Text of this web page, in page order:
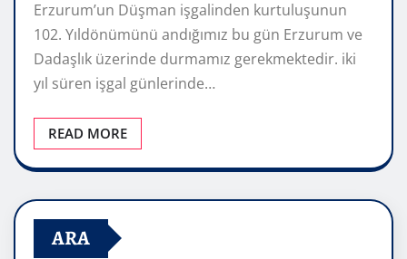
Erzurum’un Düşman işgalinden kurtuluşunun
102. Yıldönümünü andığımız bu gün Erzurum ve
Dadaşlık üzerinde durmamız gerekmektedir. iki
yıl süren işgal günlerinde…
READ MORE
ARA